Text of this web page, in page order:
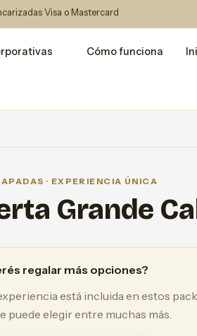
Visa o Mastercard
Cómo funciona
· EXPERIENCIA ÚNICA
Grande
regalar más opciones?
está incluida en estos
puede elegir entre muchas más.